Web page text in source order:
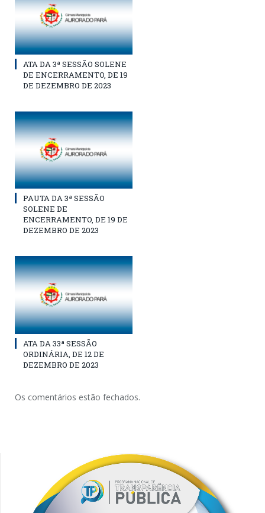
ATA DA 3ª SESSÃO SOLENE
DE ENCERRAMENTO, DE 19
DE DEZEMBRO DE 2023
PAUTA DA 3ª SESSÃO
SOLENE DE
ENCERRAMENTO, DE 19 DE
DEZEMBRO DE 2023
ATA DA 33ª SESSÃO
ORDINÁRIA, DE 12 DE
DEZEMBRO DE 2023
Os comentários estão fechados.